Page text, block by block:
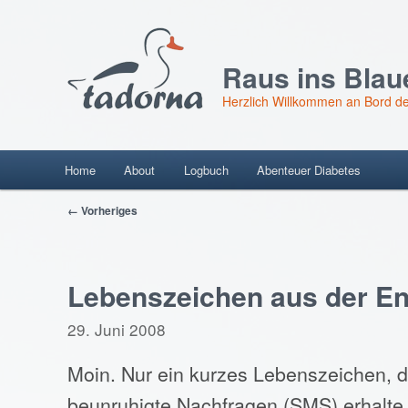
Raus ins
Herzlich Willkommen an Bord
Skip
to
Home About Logbuch Abenteuer Diabetes
Beitragsnavigation
← Vorheriges
Lebenszeichen aus der
29. Juni 2008
Moin. Nur ein kurzes Lebenszeichen,